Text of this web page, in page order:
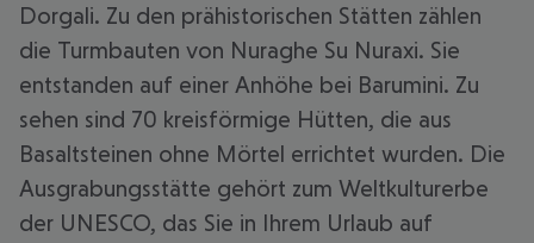
Dorgali. Zu den prähistorischen Stätten zählen
die Turmbauten von Nuraghe Su Nuraxi. Sie
entstanden auf einer Anhöhe bei Barumini. Zu
sehen sind 70 kreisförmige Hütten, die aus
Basaltsteinen ohne Mörtel errichtet wurden. Die
Ausgrabungsstätte gehört zum Weltkulturerbe
der UNESCO, das Sie in Ihrem Urlaub auf